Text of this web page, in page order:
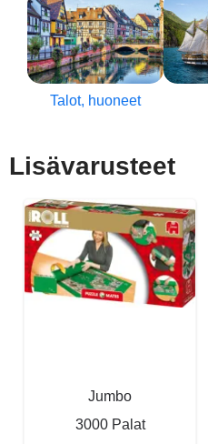
Talot, huoneet
Lisävarusteet
Jumbo
3000 Palat